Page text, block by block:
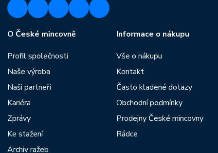
O České mincovně
Profil společnosti
Naše výroba
Naši partneři
Kariéra
Zprávy
Ke stažení
Archiv ražeb
Informace o nákupu
Vše o nákupu
Kontakt
Často kladené dotazy
Obchodní podmínky
Prodejny České mincovny
Rádce